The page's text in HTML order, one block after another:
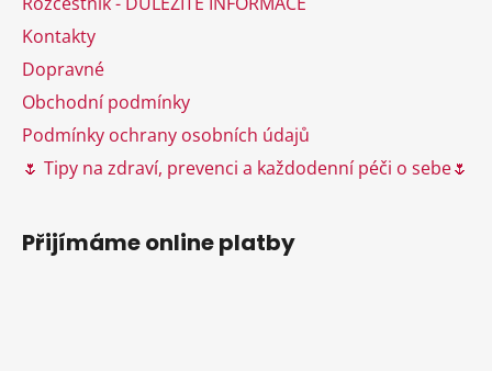
s
u
Kontakty
Dopravné
Obchodní podmínky
Podmínky ochrany osobních údajů
🌷 Tipy na zdraví, prevenci a každodenní péči o sebe🌷
Přijímáme online platby